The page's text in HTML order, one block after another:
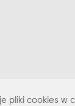
pliki cookies w